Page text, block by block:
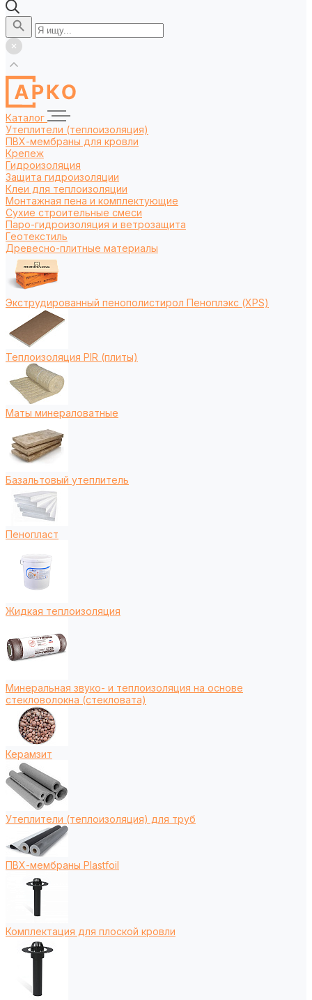
Каталог
Утеплители (теплоизоляция)
ПВХ-мембраны для кровли
Крепеж
Гидроизоляция
Защита гидроизоляции
Клеи для теплоизоляции
Монтажная пена и комплектующие
Сухие строительные смеси
Паро-гидроизоляция и ветрозащита
Геотекстиль
Древесно-плитные материалы
Экструдированный пенополистирол Пеноплэкс (XPS)
Теплоизоляция PIR (плиты)
Маты минераловатные
Базальтовый утеплитель
Пенопласт
Жидкая теплоизоляция
Минеральная звуко- и теплоизоляция на основе
стекловолокна (стекловата)
Керамзит
Утеплители (теплоизоляция) для труб
ПВХ-мембраны Plastfoil
Комплектация для плоской кровли